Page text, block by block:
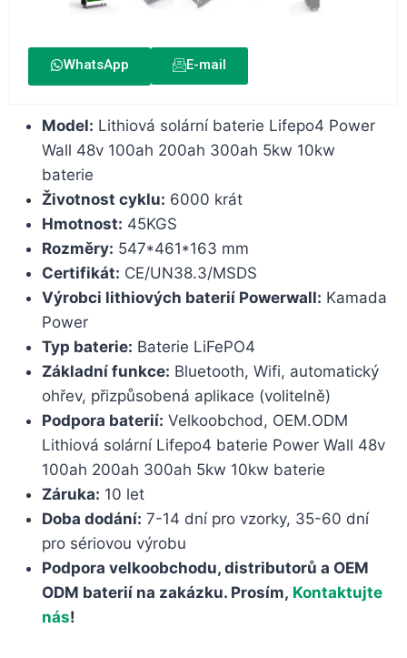
WhatsApp E-mail
Model: Lithiová solární baterie Lifepo4 Power
Wall 48v 100ah 200ah 300ah 5kw 10kw
baterie
Životnost cyklu: 6000 krát
Hmotnost: 45KGS
Rozměry: 547*461*163 mm
Certifikát: CE/UN38.3/MSDS
Výrobci lithiových baterií Powerwall: Kamada
Power
Typ baterie: Baterie LiFePO4
Základní funkce: Bluetooth, Wifi, automatický
ohřev, přizpůsobená aplikace (volitelně)
Podpora baterií: Velkoobchod, OEM.ODM
Lithiová solární Lifepo4 baterie Power Wall 48v
100ah 200ah 300ah 5kw 10kw baterie
Záruka: 10 let
Doba dodání: 7-14 dní pro vzorky, 35-60 dní
pro sériovou výrobu
Podpora velkoobchodu, distributorů a OEM
ODM baterií na zakázku. Prosím, Kontaktujte
nás!